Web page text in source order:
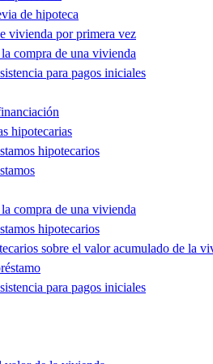
de hipoteca
vivienda por primera vez
compra de una vivienda
para pagos iniciales
hipotecarias
hipotecarios
compra de una vivienda
hipotecarios
sobre el valor acumulado de la
para pagos iniciales